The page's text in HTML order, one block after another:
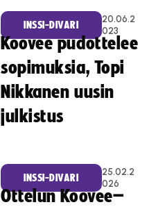
INSSI-DIVARI
20.06.2
023
Koovee pudottelee
sopimuksia, Topi
Nikkanen uusin
julkistus
INSSI-DIVARI
25.02.2
026
Ottelun Koovee–